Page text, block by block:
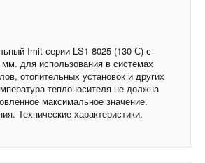
Imit серии LS1 8025 (130 С) с
для использования в системах
отопительных установок и других
теплоносителя не должна
максимальное значение.
Технические характеристики.